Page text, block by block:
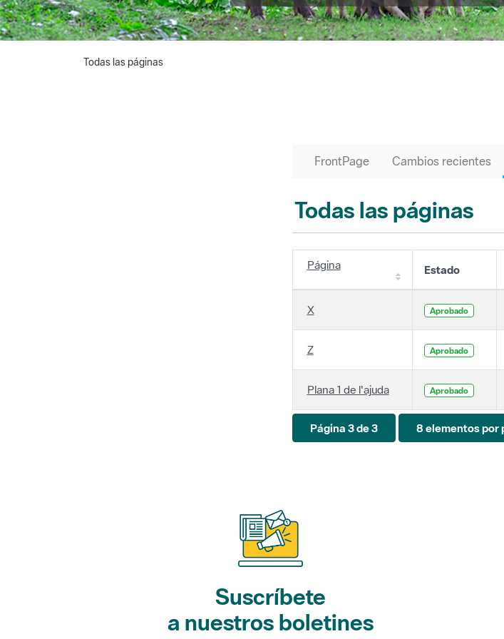
Todas las páginas
FrontPage Cambios recientes
Todas las páginas
Página Estado
X Aprobado
Z Aprobado
Plana 1 de l'ajuda Aprobado
Página 3 de 3 8 elementos por
Suscríbete
a nuestros boletines